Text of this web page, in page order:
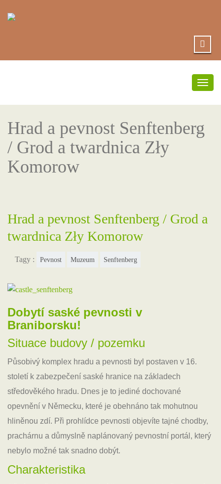
Hrad a pevnost Senftenberg
/ Grod a twardnica Zły
Komorow
Hrad a pevnost Senftenberg / Grod a
twardnica Zły Komorow
Tagy : Pevnost Muzeum Senftenberg
Dobytí saské pevnosti v
Braniborsku!
Situace budovy / pozemku
Působivý komplex hradu a pevnosti byl postaven v 16.
století k zabezpečení saské hranice na základech
středověkého hradu. Dnes je to jediné dochované
opevnění v Německu, které je obehnáno tak mohutnou
hliněnou zdí. Při prohlídce pevnosti objevíte tajné chodby,
prachárnu a důmyslně naplánovaný pevnostní portál, který
nebylo možné tak snadno dobýt.
Charakteristika